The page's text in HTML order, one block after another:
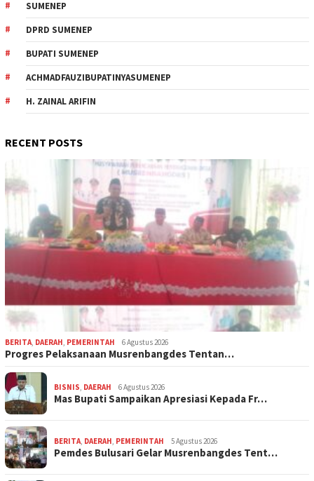
SUMENEP
DPRD SUMENEP
BUPATI SUMENEP
ACHMADFAUZIBUPATINYASUMENEP
H. ZAINAL ARIFIN
RECENT POSTS
BERITA, DAERAH, PEMERINTAH 6 Agustus 2026
Progres Pelaksanaan Musrenbangdes Tentan…
BISNIS, DAERAH 6 Agustus 2026
Mas Bupati Sampaikan Apresiasi Kepada Fr…
BERITA, DAERAH, PEMERINTAH 5 Agustus 2026
Pemdes Bulusari Gelar Musrenbangdes Tent…